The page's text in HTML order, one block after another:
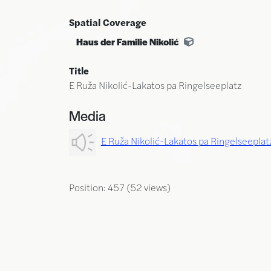
Spatial Coverage
Haus der Familie Nikolić
Title
E Ruža Nikolić-Lakatos pa Ringelseeplatz
Media
E Ruža Nikolić-Lakatos pa
Position:457 (52views)